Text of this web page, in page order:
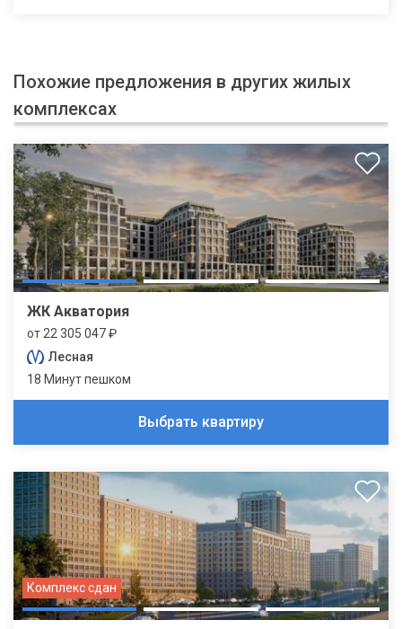
Похожие предложения в других жилых
комплексах
ЖК Акватория
от 22 305 047 ₽
Лесная
18 Минут пешком
Выбрать квартиру
Комплекс сдан